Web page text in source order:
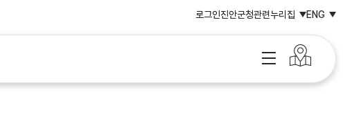
로그인진안군청관련누리집 ENG